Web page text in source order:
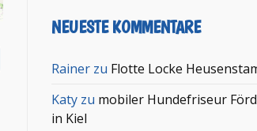
NEUESTE KOMMENTARE
Rainer zu Flotte Locke
Katy zu mobiler Hundefriseur
in Kiel